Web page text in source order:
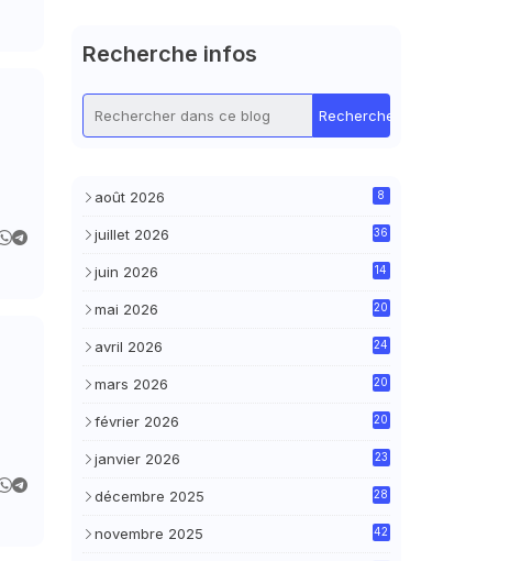
Recherche infos
août 2026 8
juillet 2026 36
juin 2026 14
mai 2026 20
avril 2026 24
mars 2026 20
février 2026 20
janvier 2026 23
décembre 2025 28
novembre 2025 42